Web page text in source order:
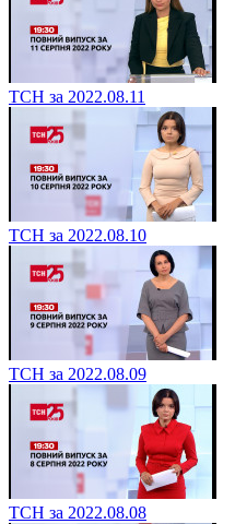
ТСН за 2022.08.11
ТСН за 2022.08.10
ТСН за 2022.08.09
ТСН за 2022.08.08